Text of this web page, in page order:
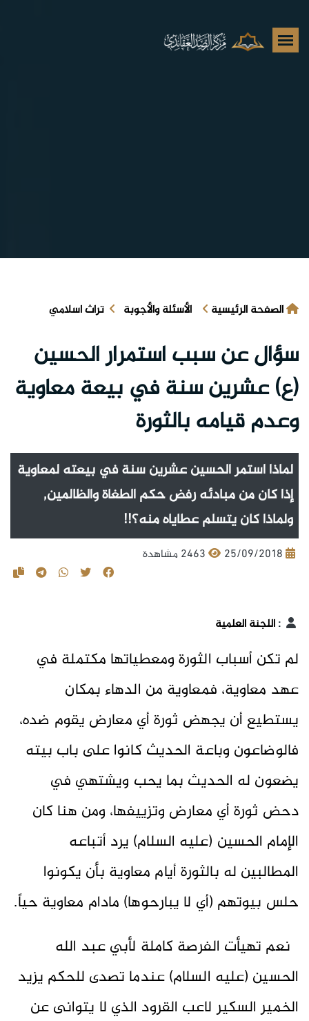
الصفحة الرئيسية الأسئلة والأجوبة تراث اسلامي
سؤال عن سبب استمرار الحسين
(ع) عشرين سنة في بيعة معاوية
وعدم قيامه بالثورة
لماذا استمر الحسين عشرين سنة في بيعته لمعاوية
إذا كان من مبادئه رفض حكم الطغاة والظالمين,
ولماذا كان يتسلم عطاياه منه؟!!
25/09/2018 2463 مشاهدة
:اللجنة العلمية
لم تكن أسباب الثورة ومعطياتها مكتملة في
عهد معاوية، فمعاوية من الدهاء بمكان
يستطيع أن يجهض ثورة أي معارض يقوم ضده،
فالوضاعون وباعة الحديث كانوا على باب بيته
يضعون له الحديث بما يحب ويشتهي في
دحض ثورة أي معارض وتزييفها، ومن هنا كان
الإمام الحسين (عليه السلام) يرد أتباعه
المطالبين له بالثورة أيام معاوية بأن يكونوا
حلس بيوتهم (أي لا يبارحوها) مادام معاوية حياً.
نعم تهيأت الفرصة كاملة لأبي عبد الله
الحسين (عليه السلام) عندما تصدى للحكم يزيد
الخمير السكير لاعب القرود الذي لا يتوانى عن